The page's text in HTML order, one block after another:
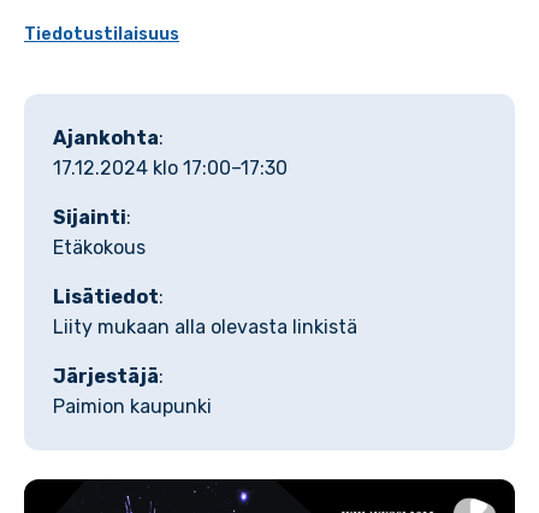
Tiedotustilaisuus
Ajankohta:
17.12.2024 klo 17:00–17:30
Sijainti:
Etäkokous
Lisätiedot:
Liity mukaan alla olevasta linkistä
Järjestäjä:
Paimion kaupunki